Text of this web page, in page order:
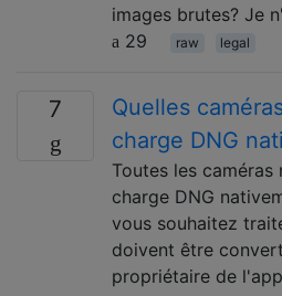
images brutes? Je
29
raw legal
7
Quelles
charge DNG
Toutes les caméras
charge DNG
vous souhaitez
doivent être
propriétaire de